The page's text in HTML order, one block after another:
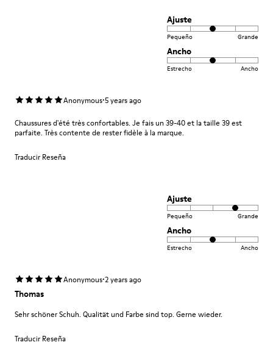
Ajuste
Pequeño Grande
Ancho
Estrecho Ancho
Anonymous·5 years ago
Chaussures d'été très confortables. Je fais un 39-40 et la taille 39 est
parfaite. Très contente de rester fidèle à la marque.
Traducir Reseña
Ajuste
Pequeño Grande
Ancho
Estrecho Ancho
Anonymous·2 years ago
Thomas
Sehr schöner Schuh. Qualität und Farbe sind top. Gerne wieder.
Traducir Reseña